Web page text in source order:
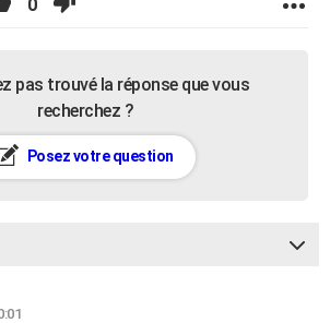
0
pas trouvé la réponse que vous
recherchez ?
Posez votre question